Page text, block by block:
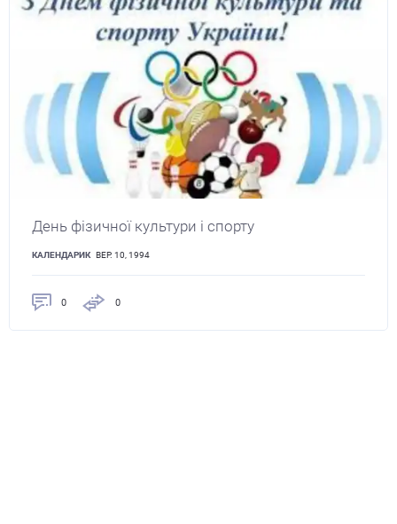
День фізичної культури і спорту
КАЛЕНДАРИК ВЕР. 10, 1994
0 0